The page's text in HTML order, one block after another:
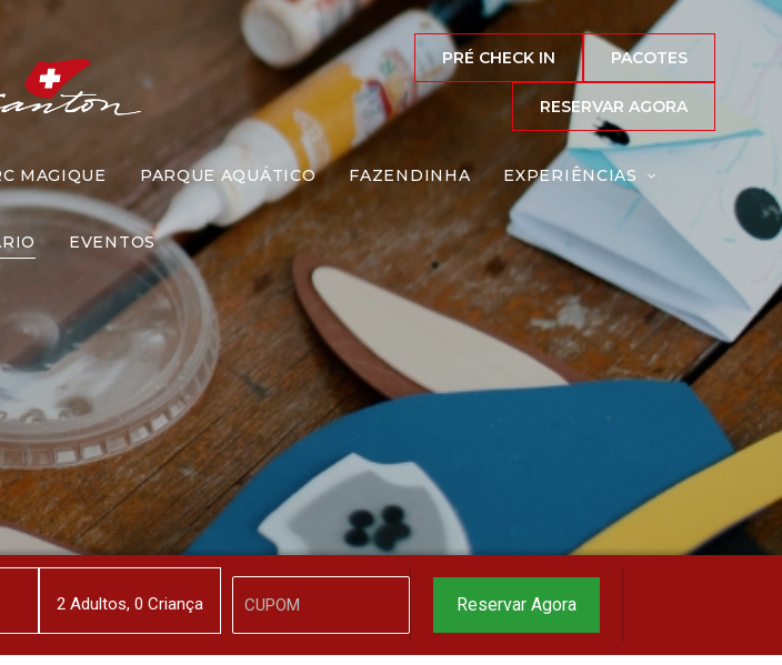
PRÉ CHECK IN PACOTES
RESERVAR AGORA
MAGIQUE PARQUE AQUÁTICO FAZENDINHA EXPERIÊNCIAS
EVENTOS
2Adultos, 0 Criança Reservar Agora